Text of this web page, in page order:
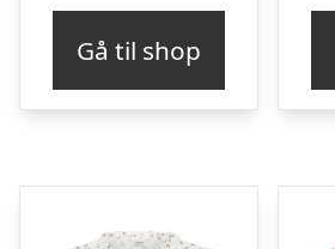
Gå til shop